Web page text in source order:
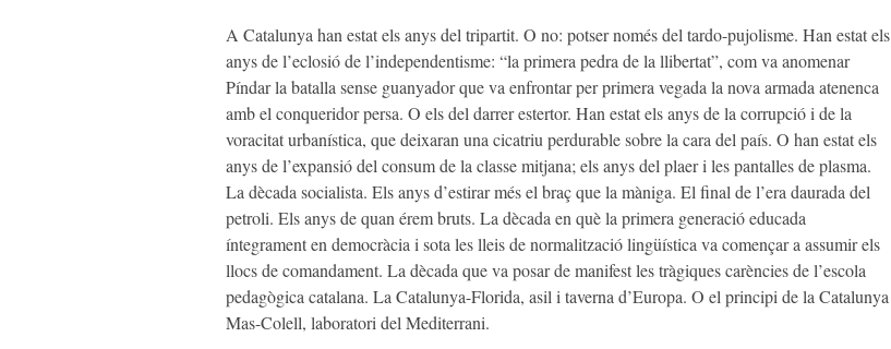
A Catalunya han estat els anys del tripartit. O no: potser només del tardo-pujolisme. Han estat els
anys de l’eclosió de l’independentisme: “la primera pedra de la llibertat”, com va anomenar
Píndar la batalla sense guanyador que va enfrontar per primera vegada la nova armada atenenca
amb el conqueridor persa. O els del darrer estertor. Han estat els anys de la corrupció i de la
voracitat urbanística, que deixaran una cicatriu perdurable sobre la cara del país. O han estat els
anys de l’expansió del consum de la classe mitjana; els anys del plaer i les pantalles de plasma.
La dècada socialista. Els anys d’estirar més el braç que la màniga. El final de l’era daurada del
petroli. Els anys de quan érem bruts. La dècada en què la primera generació educada
íntegrament en democràcia i sota les lleis de normalització lingüística va començar a assumir els
llocs de comandament. La dècada que va posar de manifest les tràgiques carències de l’escola
pedagògica catalana. La Catalunya-Florida, asil i taverna d’Europa. O el principi de la Catalunya
Mas-Colell, laboratori del Mediterrani.